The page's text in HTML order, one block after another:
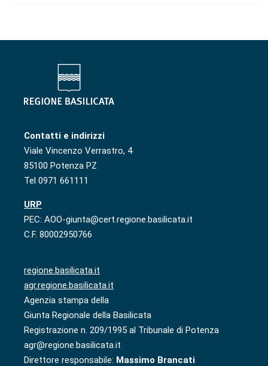
Contatti e indirizzi
Viale Vincenzo Verrastro, 4
85100 Potenza PZ
Tel 0971 661111
URP
PEC: AOO-giunta@cert.regione.basilicata.it
C.F. 80002950766
regione.basilicata.it
agr.regione.basilicata.it
Agenzia stampa della
Giunta Regionale della Basilicata
Registrazione n. 209/1995 al Tribunale di Potenza
agr@regione.basilicata.it
Direttore responsabile: Massimo Brancati